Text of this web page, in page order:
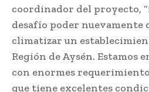
coordinador del proyecto,
desafío poder nuevamente
climatizar un
Región de Aysén. Estamos
con enormes
que tiene excelentes